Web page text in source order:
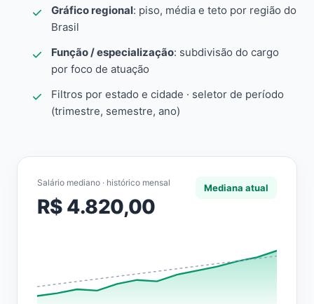
Gráfico regional: piso, média e teto por região do
Brasil
Função / especialização: subdivisão do cargo
por foco de atuação
Filtros por estado e cidade · seletor de período
(trimestre, semestre, ano)
Salário mediano · histórico mensal
R$ 4.820,00
Mediana atual